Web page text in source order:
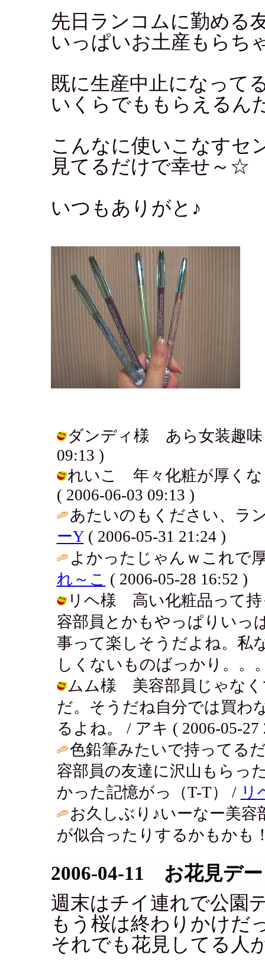
先日ランコムに勤める
いっぱいお土産もらち
既に生産中止になって
いくらでももらえるん
こんなに使いこなすセ
見てるだけで幸せ～☆
いつもありがと♪
ダンディ様 あら女装趣味
09:13 )
れいこ 年々化粧が厚くな
( 2006-06-03 09:13 )
あたいのもください、ラ
ーY( 2006-05-31 21:24 )
よかったじゃんｗこれで
れ～こ ( 2006-05-28 16:52 )
リヘ様 高い化粧品って
容部員とかもやっぱりいっ
事って楽しそうだよね。私
しくないものばっかり。。
ムム様 美容部員じゃなく
だ。そうだね自分では買わ
るよね。 / アキ ( 2006-05-27
色鉛筆みたいで持ってる
容部員の友達に沢山もらっ
かった記憶がっ（T-T） / リ
お久しぶり♪いーなー美
が似合ったりするかもかも
2006-04-11 お花見デ
週末はチイ連れで公園
もう桜は終わりかけだ
それでも花見してる人